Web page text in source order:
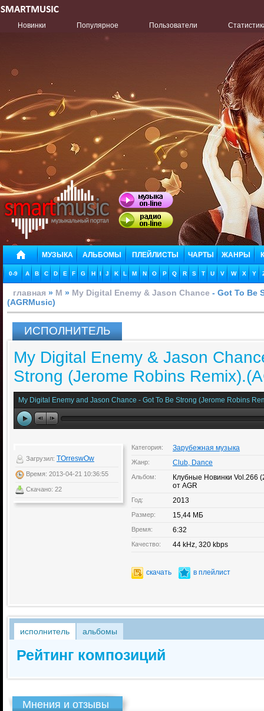
Новинки Популярное Пользователи
МУЗЫКА АЛЬБОМЫ ПЛЕЙЛИСТЫ ЧАРТЫ ЖАНРЫ
0-9 A B C D E F G H I J K L M N O P Q R S T U V W X Y
главная » M » My Digital Enemy & Jason Chance - Got To Be
(AGRMusic)
ИСПОЛНИТЕЛЬ
My Digital Enemy & Jason
Strong (Jerome Robins
My Digital Enemy and Jason Chance - Got To Be Strong (Jerome Robins
Загрузил: TOrreswOw
Время: 2013-04-21 10:36:55
Скачано: 22
Категория: Зарубежная музыка
Жанр: Club, Dance
Альбом:
Клубные Новинки Vol.266
от AGR
Год: 2013
Размер: 15,44 МБ
Время: 6:32
Качество: 44 kHz, 320 kbps
скачать в плейлист
исполнитель альбомы
Рейтинг композиций
Мнения и отзывы